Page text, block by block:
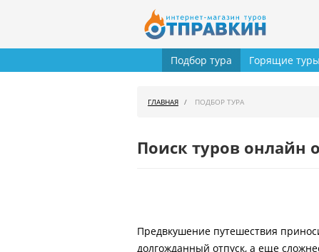
Подбор тура Горящие туры
ГЛАВНАЯ ПОДБОР ТУРА
Поиск туров онлайн
Предвкушение путешествия
долгожданный отпуск, а еще